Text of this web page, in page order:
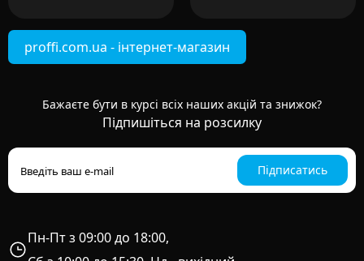
proffi.com.ua - інтернет-магазин
Бажаєте бути в курсі всіх наших акцій та знижок?
Підпишіться на розсилку
Підписатись
Пн-Пт з 09:00 до 18:00,